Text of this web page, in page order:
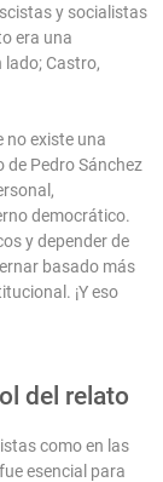
y socialistas
era una
lado; Castro,
no existe una
de Pedro Sánchez
democrático.
y depender de
basado más
¡Y eso
del relato
como en las
esencial para